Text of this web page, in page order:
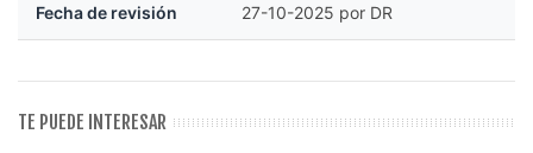
Fecha de revisión 27-10-2025 por DR
TE PUEDE INTERESAR